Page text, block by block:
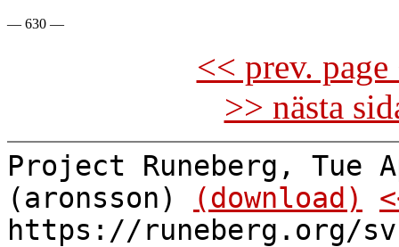
<< prev.
>> nästa
Project Runeberg, Tue
(aronsson)
(download)
https://runeberg.org/